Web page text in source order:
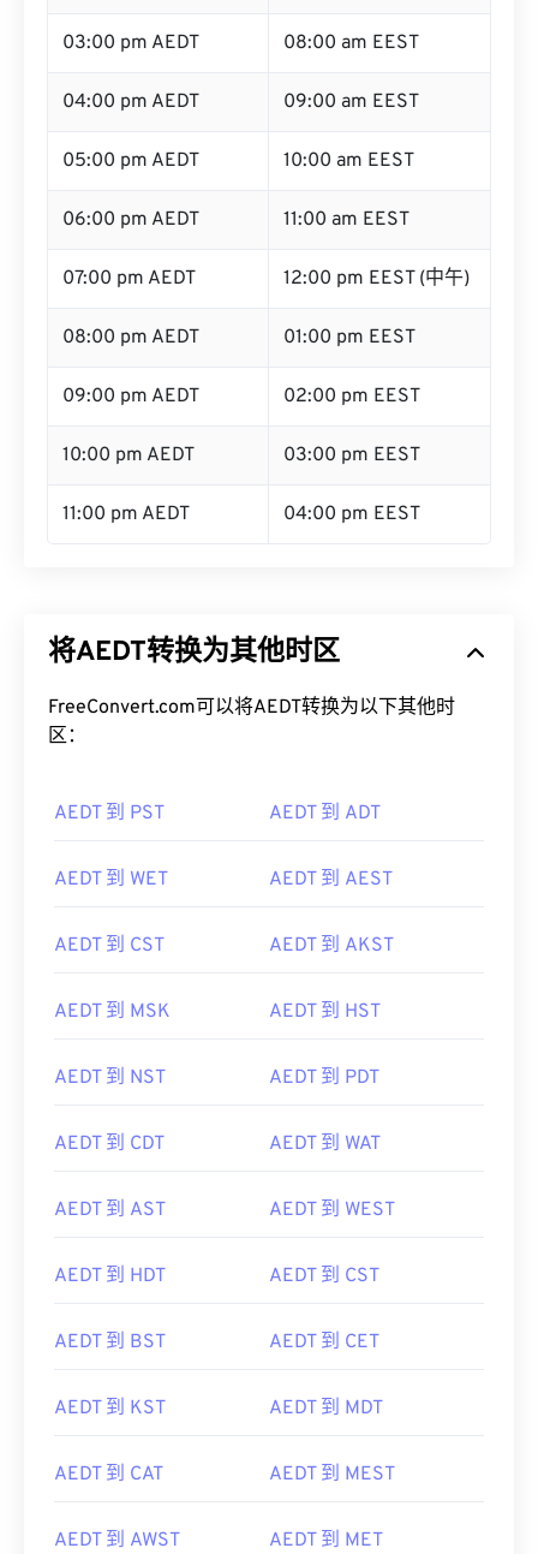
03:00 pm AEDT 08:00 am EEST
04:00 pm AEDT 09:00 am EEST
05:00 pm AEDT 10:00 am EEST
06:00 pm AEDT 11:00 am EEST
07:00 pm AEDT 12:00 pm EEST (中午)
08:00 pm AEDT 01:00 pm EEST
09:00 pm AEDT 02:00 pm EEST
10:00 pm AEDT 03:00 pm EEST
11:00 pm AEDT 04:00 pm EEST
将AEDT转换为其他时区
FreeConvert.com可以将AEDT转换为以下其他时
区：
AEDT 到 PST AEDT 到 ADT
AEDT 到 WET AEDT 到 AEST
AEDT 到 CST AEDT 到 AKST
AEDT 到 MSK AEDT 到 HST
AEDT 到 NST AEDT 到 PDT
AEDT 到 CDT AEDT 到 WAT
AEDT 到 AST AEDT 到 WEST
AEDT 到 HDT AEDT 到 CST
AEDT 到 BST AEDT 到 CET
AEDT 到 KST AEDT 到 MDT
AEDT 到 CAT AEDT 到 MEST
AEDT 到 AWST AEDT 到 MET